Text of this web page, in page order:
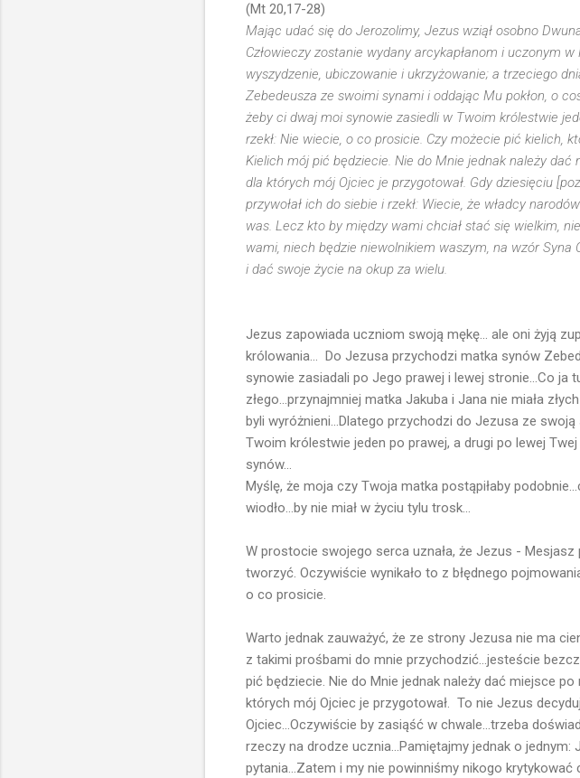
(Mt 20,17-28)
Mając udać się do Jerozolimy, Jezus wziął osobno
Człowieczy zostanie wydany arcykapłanom i uczonym
wyszydzenie, ubiczowanie i ukrzyżowanie; a trzeciego
Zebedeusza ze swoimi synami i oddając Mu pokłon, o
żeby ci dwaj moi synowie zasiedli w Twoim królestwie
rzekł: Nie wiecie, o co prosicie. Czy możecie pić kielich,
Kielich mój pić będziecie. Nie do Mnie jednak należy
dla których mój Ojciec je przygotował. Gdy dziesięciu
przywołał ich do siebie i rzekł: Wiecie, że władcy
was. Lecz kto by między wami chciał stać się wielkim,
wami, niech będzie niewolnikiem waszym, na wzór Syna
i dać swoje życie na okup za wielu.
Jezus zapowiada uczniom swoją mękę... ale oni żyją
królowania... Do Jezusa przychodzi matka synów
synowie zasiadali po Jego prawej i lewej stronie...Co ja
złego...przynajmniej matka Jakuba i Jana nie miała
byli wyróżnieni...Dlatego przychodzi do Jezusa ze
Twoim królestwie jeden po prawej, a drugi po lewej
synów...
Myślę, że moja czy Twoja matka postąpiłaby
wiodło...by nie miał w życiu tylu trosk...
W prostocie swojego serca uznała, że Jezus -
tworzyć. Oczywiście wynikało to z błędnego
o co prosicie.
Warto jednak zauważyć, że ze strony Jezusa nie ma
z takimi prośbami do mnie przychodzić...jesteście
pić będziecie. Nie do Mnie jednak należy dać miejsce
których mój Ojciec je przygotował. To nie Jezus
Ojciec...Oczywiście by zasiąść w chwale...trzeba
rzeczy na drodze ucznia...Pamiętajmy jednak o
pytania...Zatem i my nie powinniśmy nikogo